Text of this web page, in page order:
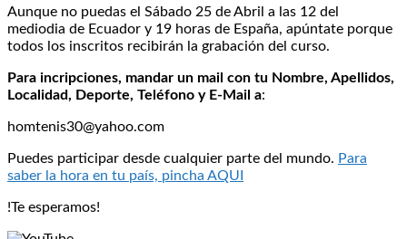
Aunque no puedas el Sábado 25 de Abril a las 12 del
mediodia de Ecuador y 19 horas de España, apúntate porque
todos los inscritos recibirán la grabación del curso.
Para incripciones, mandar un mail con tu Nombre, Apellidos,
Localidad, Deporte, Teléfono y E-Mail a:
homtenis30@yahoo.com
Puedes participar desde cualquier parte del mundo. Para
saber la hora en tu país, pincha AQUI
!Te esperamos!